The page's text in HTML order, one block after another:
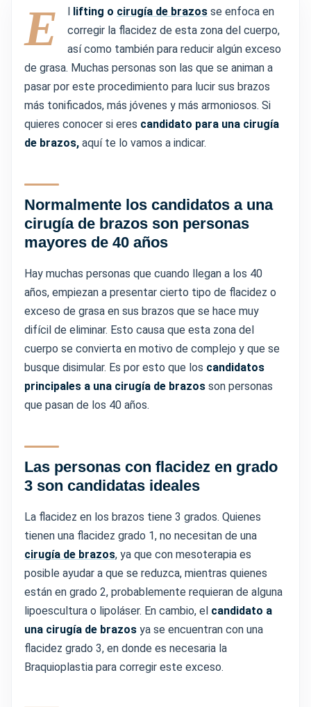
E l lifting o cirugía de brazos se enfoca en
corregir la flacidez de esta zona del cuerpo,
así como también para reducir algún exceso
de grasa. Muchas personas son las que se animan a
pasar por este procedimiento para lucir sus brazos
más tonificados, más jóvenes y más armoniosos. Si
quieres conocer si eres candidato para una cirugía
de brazos, aquí te lo vamos a indicar.
Normalmente los candidatos a una
cirugía de brazos son personas
mayores de 40 años
Hay muchas personas que cuando llegan a los 40
años, empiezan a presentar cierto tipo de flacidez o
exceso de grasa en sus brazos que se hace muy
difícil de eliminar. Esto causa que esta zona del
cuerpo se convierta en motivo de complejo y que se
busque disimular. Es por esto que los candidatos
principales a una cirugía de brazos son personas
que pasan de los 40 años.
Las personas con flacidez en grado
3 son candidatas ideales
La flacidez en los brazos tiene 3 grados. Quienes
tienen una flacidez grado 1, no necesitan de una
cirugía de brazos, ya que con mesoterapia es
posible ayudar a que se reduzca, mientras quienes
están en grado 2, probablemente requieran de alguna
lipoescultura o lipoláser. En cambio, el candidato a
una cirugía de brazos ya se encuentran con una
flacidez grado 3, en donde es necesaria la
Braquioplastia para corregir este exceso.